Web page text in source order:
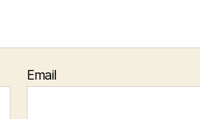
Email